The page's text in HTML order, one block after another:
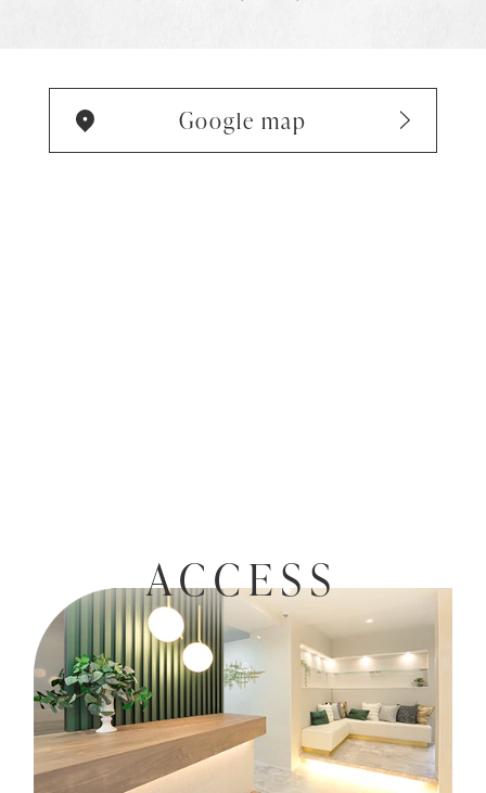
Google map
ACCESS